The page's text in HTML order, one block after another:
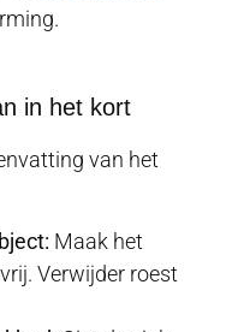
in het kort
van het
Maak het
Verwijder roest